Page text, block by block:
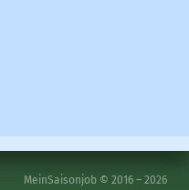
MeinSaisonjob © 2016 – 2026